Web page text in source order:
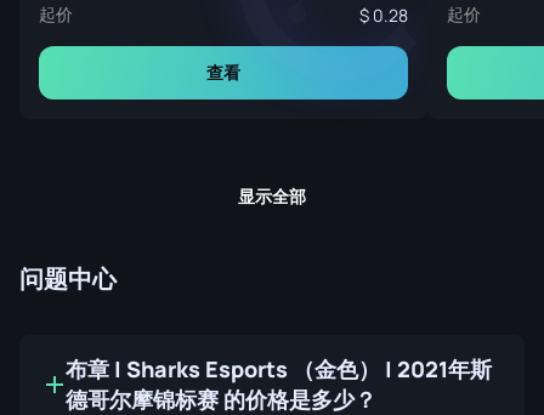
起价 0.28
查看
起价
显示全部
问题中心
布章 | Sharks Esports （金色） | 2021年斯
德哥尔摩锦标赛 的价格是多少？